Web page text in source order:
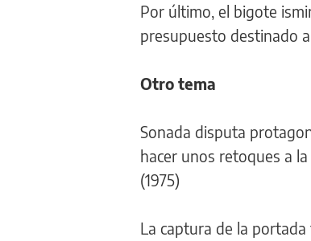
Por último, el bigote
presupuesto destinado
Otro tema
Sonada disputa
hacer unos retoques a
(1975)
La captura de la